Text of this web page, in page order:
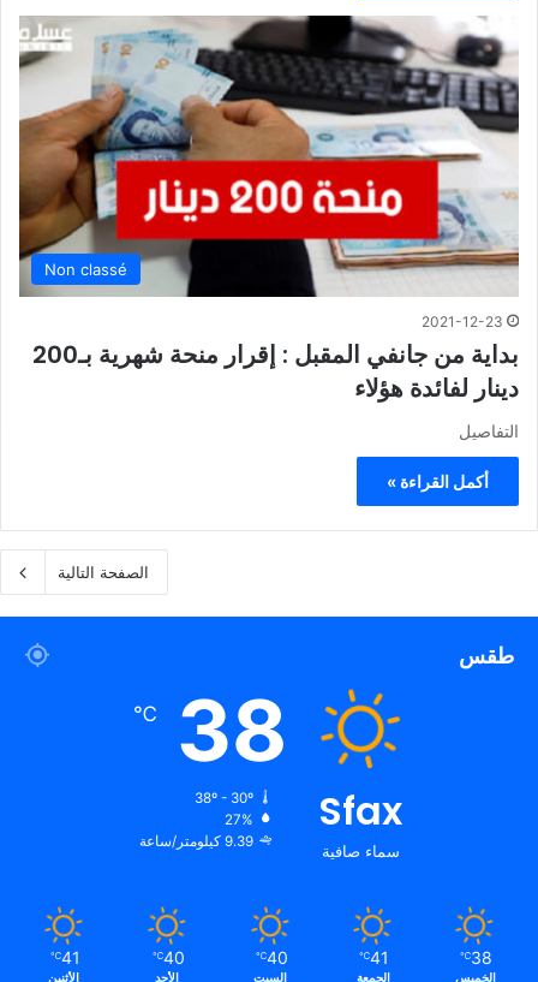
Non classé
2021-12-23
بداية من جانفي المقبل : إقرار منحة شهرية بـ200
دينار لفائدة هؤلاء
التفاصيل
أكمل القراءة »
الصفحة التالية
طقس
Sfax
سماء صافية
38
℃
38º - 30º
27%
9.39 كيلومتر/ساعة
38
℃
الخميس
41
℃
الجمعة
40
℃
السبت
40
℃
الأحد
41
℃
الأثنين